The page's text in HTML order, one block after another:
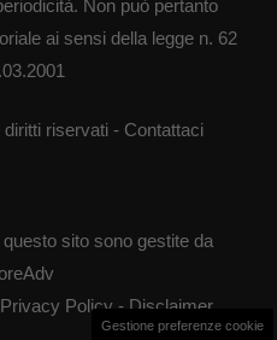
Non può pertanto
ai sensi della legge n. 62
riservati - Contattaci
sito sono gestite da
Privacy Policy- Disclaimer
Gestione preferenze cookie